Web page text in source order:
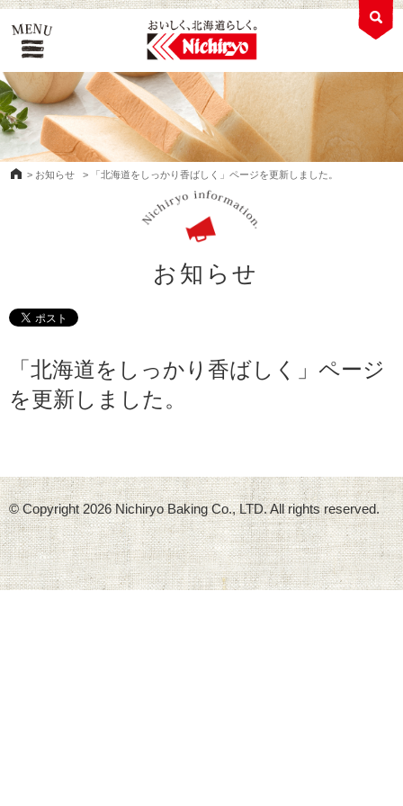
> お知らせ > 「北海道をしっかり香ばしく」ページを更新しました。
お知らせ
「北海道をしっかり香ばしく」ページ
を更新しました。
© Copyright2026 Nichiryo Baking Co., LTD. All rights reserved.